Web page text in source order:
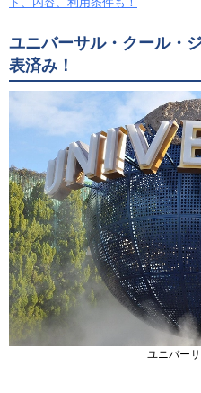
ユニバーサル・クール・
表済み！
ユニバー